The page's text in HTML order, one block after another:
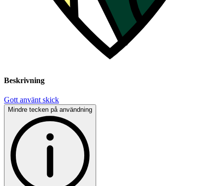
Beskrivning
Gott använt skick
Mindre tecken på användning